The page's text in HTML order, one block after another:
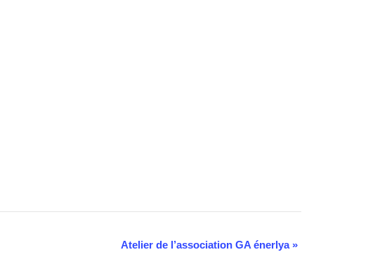
Atelier de l’association GA énerlya»